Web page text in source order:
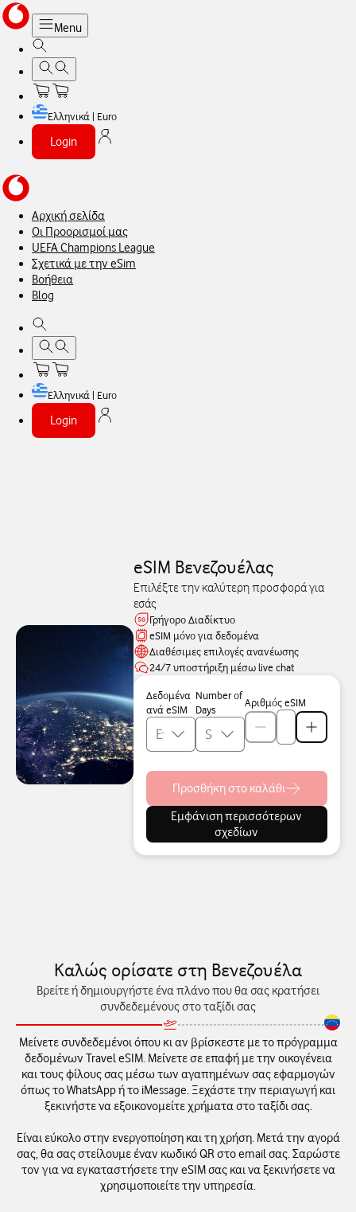
Menu
Ελληνικά | Euro
Login
Αρχική σελίδα
Οι Προορισμοί μας
UEFA Champions League
Σχετικά με την eSim
Βοήθεια
Blog
Ελληνικά | Euro
Login
eSIM Βενεζουέλας
Επιλέξτε την καλύτερη προσφορά για
εσάς
Γρήγορο Διαδίκτυο
eSIM μόνο για δεδομένα
Διαθέσιμες επιλογές ανανέωσης
24/7 υποστήριξη μέσω live chat
Δεδομένα
ανά eSIM
Number of
Days
Αριθμός eSIM
Προσθήκη στο καλάθι
Εμφάνιση περισσότερων
σχεδίων
Καλώς ορίσατε στη Βενεζουέλα
Βρείτε ή δημιουργήστε ένα πλάνο που θα σας κρατήσει
συνδεδεμένους στο ταξίδι σας
Μείνετε συνδεδεμένοι όπου κι αν βρίσκεστε με το πρόγραμμα
δεδομένων Travel eSIM. Μείνετε σε επαφή με την οικογένεια
και τους φίλους σας μέσω των αγαπημένων σας εφαρμογών
όπως το WhatsApp ή το iMessage. Ξεχάστε την περιαγωγή και
ξεκινήστε να εξοικονομείτε χρήματα στο ταξίδι σας.
Είναι εύκολο στην ενεργοποίηση και τη χρήση. Μετά την αγορά
σας, θα σας στείλουμε έναν κωδικό QR στο email σας. Σαρώστε
τον για να εγκαταστήσετε την eSIM σας και να ξεκινήσετε να
χρησιμοποιείτε την υπηρεσία.